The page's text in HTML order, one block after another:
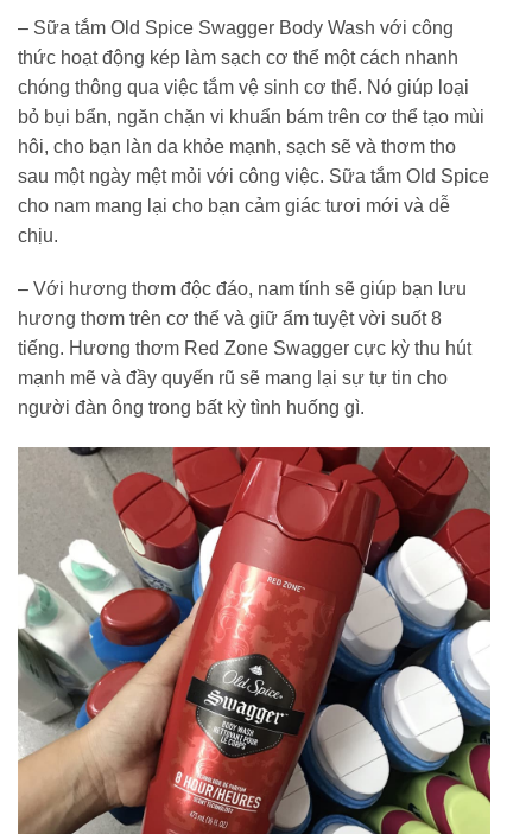
– Sữa tắm Old Spice Swagger Body Wash với công
thức hoạt động kép làm sạch cơ thể một cách nhanh
chóng thông qua việc tắm vệ sinh cơ thể. Nó giúp loại
bỏ bụi bẩn, ngăn chặn vi khuẩn bám trên cơ thể tạo mùi
hôi, cho bạn làn da khỏe mạnh, sạch sẽ và thơm tho
sau một ngày mệt mỏi với công việc. Sữa tắm Old Spice
cho nam mang lại cho bạn cảm giác tươi mới và dễ
chịu.
– Với hương thơm độc đáo, nam tính sẽ giúp bạn lưu
hương thơm trên cơ thể và giữ ẩm tuyệt vời suốt 8
tiếng. Hương thơm Red Zone Swagger cực kỳ thu hút
mạnh mẽ và đầy quyến rũ sẽ mang lại sự tự tin cho
người đàn ông trong bất kỳ tình huống gì.